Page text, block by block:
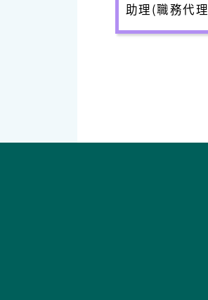
助理(職務代
結果